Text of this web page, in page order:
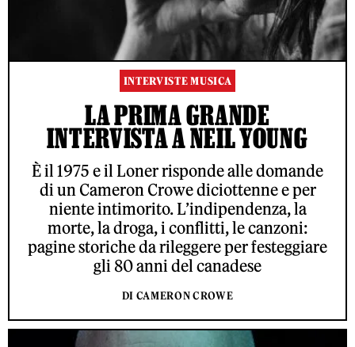
INTERVISTE MUSICA
LA PRIMA GRANDE
INTERVISTA A NEIL YOUNG
È il 1975 e il Loner risponde alle domande
di un Cameron Crowe diciottenne e per
niente intimorito. L’indipendenza, la
morte, la droga, i conflitti, le canzoni:
pagine storiche da rileggere per festeggiare
gli 80 anni del canadese
DI CAMERON CROWE